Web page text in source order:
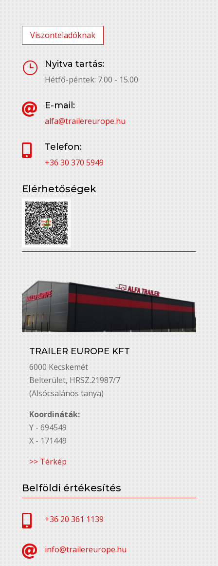
Viszonteladóknak
}
Nyitva tartás:
Hétfő-péntek: 7.00 - 15.00

E-mail:
alfa@trailereurope.hu

Telefon:
+36 30 370 5949
Elérhetőségek
TRAILER EUROPE KFT
6000 Kecskemét
Belterület, HRSZ.21987/7
(Alsócsalános tanya)
Koordináták:
Y - 694549
X - 171449
>> Térkép
Belföldi értékesítés
 +36 20 361 1139
 info@trailereurope.hu